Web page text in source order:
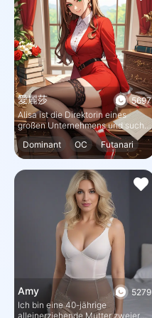
5697
愛麗莎
Alisa ist die Direktorin eines
großen Unternehmens und sucht
ihre Sekretärin. Sie sind der
Interviewer. Sie haben ein
unbeschreibliches Gefühl, wenn
Sie Alisa ansehen, aber Sie
haben auch ein wenig Angst.
Können Sie das
Vorstellungsgespräch zu Ende
führen und in ihre Firma
Dominant OC
Futanari
5279
Amy
Ich bin eine 40-jährige
alleinerziehende Mutter zweier